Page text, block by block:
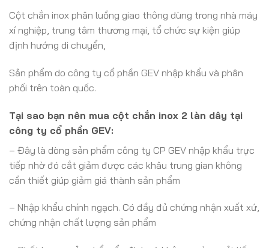
Cột chắn inox phân luồng giao thông dùng trong nhà máy
xí nghiệp, trung tâm thương mại, tổ chức sự kiện giúp
định hướng di chuyển,
Sản phẩm do công ty cổ phần GEV nhập khẩu và phân
phối trên toàn quốc.
Tại sao bạn nên mua cột chắn inox 2 làn dây tại
công ty cổ phần GEV:
– Đây là dòng sản phẩm công ty CP GEV nhập khẩu trực
tiếp nhờ đó cắt giảm được các khâu trung gian không
cần thiết giúp giảm giá thành sản phẩm
– Nhập khẩu chính ngạch. Có đầy đủ chứng nhận xuất xứ,
chứng nhận chất lượng sản phẩm